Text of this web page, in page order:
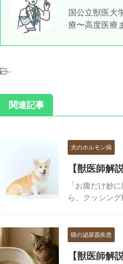
国公立獣医大
療〜高度医療
-
関連記事
犬のホルモン病
【獣医師解
「お腹だけ妙
ら、クッシン
猫の泌尿器疾患
【獣医師解